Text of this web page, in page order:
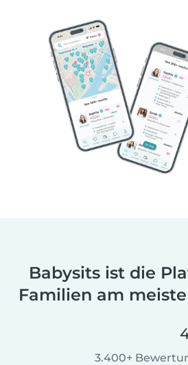
Babysits ist die
Familien am
3.400+